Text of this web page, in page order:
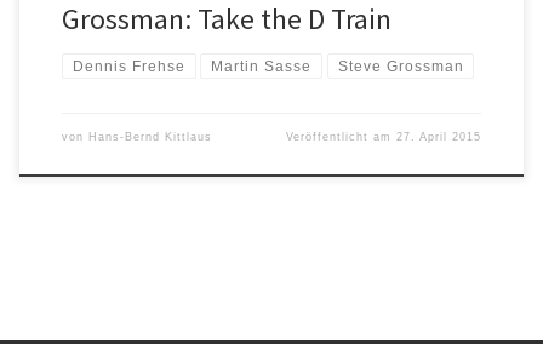
Grossman: Take the D Train
Dennis Frehse Martin Sasse Steve Grossman
von Hans-Bernd Kittlaus Veröffentlicht am27. April 2015